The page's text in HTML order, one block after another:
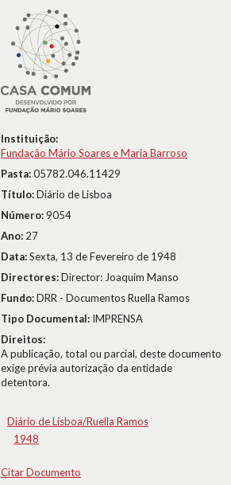
Instituição:
Fundação Mário Soares e Maria Barroso
Pasta:05782.046.11429
Título:Diário de Lisboa
Número:9054
Ano: 27
Data:Sexta, 13 de Fevereiro de 1948
Directores:Director: Joaquim Manso
Fundo:DRR - Documentos Ruella Ramos
Tipo Documental: IMPRENSA
Direitos:
A publicação, total ou parcial, deste documento
exige prévia autorização da entidade
detentora.
Diário de Lisboa/Ruella Ramos
1948
Citar Documento